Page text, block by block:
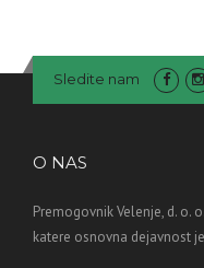
Sledite nam
O NAS
Premogovnik Velenje, d. o.
katere osnovna dejavnost